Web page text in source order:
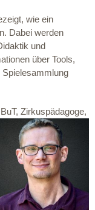
wie ein
Dabei werden
und
über Tools,
Zirkuspädagoge,